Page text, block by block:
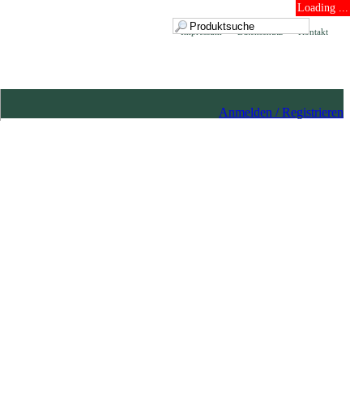
Loading ...
Kontakt
Datenschutz
Impressum
Anmelden / Registrieren